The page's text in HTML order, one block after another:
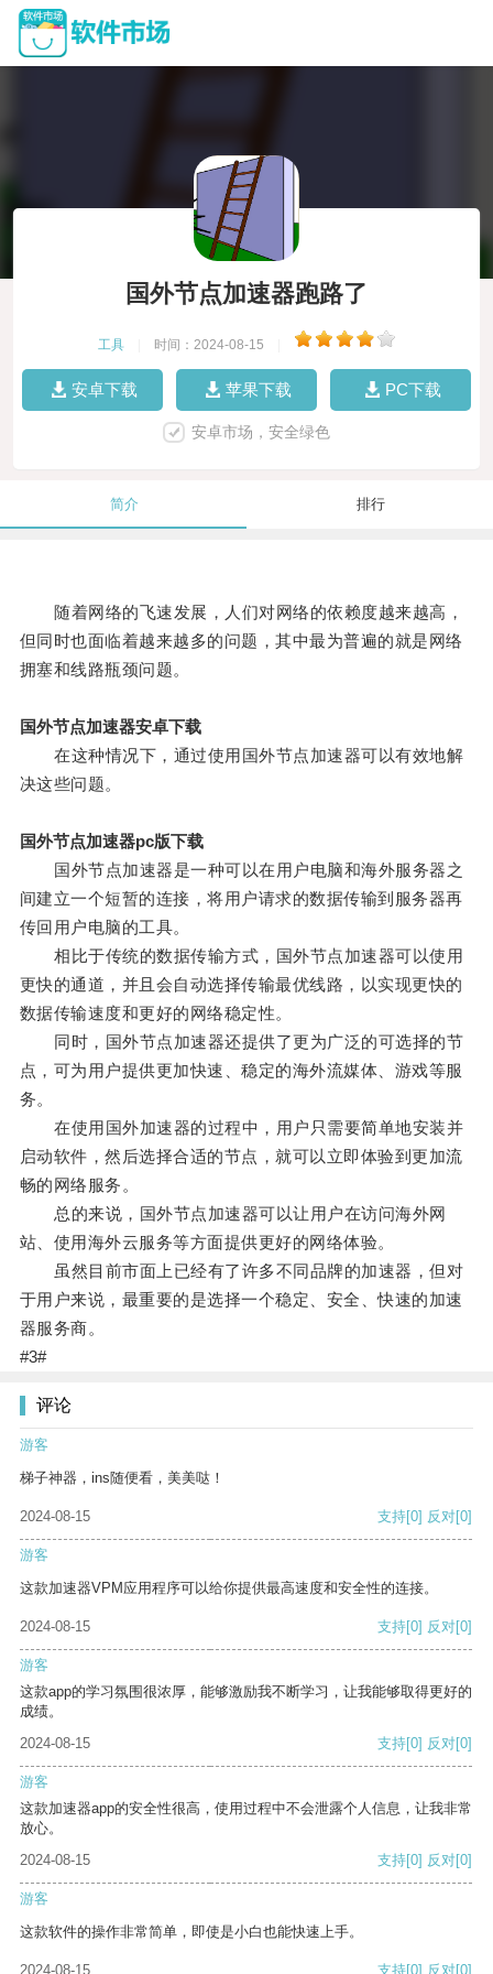
国外节点加速器跑路了
工具 时间：2024-08-15
安卓下载 苹果下载 PC下载
安卓市场，安全绿色
简介 排行
随着网络的飞速发展，人们对网络的依赖度越来越高，
但同时也面临着越来越多的问题，其中最为普遍的就是网络
拥塞和线路瓶颈问题。
国外节点加速器安卓下载
在这种情况下，通过使用国外节点加速器可以有效地解
决这些问题。
国外节点加速器pc版下载
国外节点加速器是一种可以在用户电脑和海外服务器之
间建立一个短暂的连接，将用户请求的数据传输到服务器再
传回用户电脑的工具。
相比于传统的数据传输方式，国外节点加速器可以使用
更快的通道，并且会自动选择传输最优线路，以实现更快的
数据传输速度和更好的网络稳定性。
同时，国外节点加速器还提供了更为广泛的可选择的节
点，可为用户提供更加快速、稳定的海外流媒体、游戏等服
务。
在使用国外加速器的过程中，用户只需要简单地安装并
启动软件，然后选择合适的节点，就可以立即体验到更加流
畅的网络服务。
总的来说，国外节点加速器可以让用户在访问海外网
站、使用海外云服务等方面提供更好的网络体验。
虽然目前市面上已经有了许多不同品牌的加速器，但对
于用户来说，最重要的是选择一个稳定、安全、快速的加速
器服务商。
#3#
评论
游客
梯子神器，ins随便看，美美哒！
2024-08-15 支持[0] 反对[0]
游客
这款加速器VPM应用程序可以给你提供最高速度和安全性的连接。
2024-08-15 支持[0] 反对[0]
游客
这款app的学习氛围很浓厚，能够激励我不断学习，让我能够取得更好的
成绩。
2024-08-15
支持[0] 反对[0]
游客
这款加速器app的安全性很高，使用过程中不会泄露个人信息，让我非常
放心。
2024-08-15
支持[0] 反对[0]
游客
这款软件的操作非常简单，即使是小白也能快速上手。
2024-08-15 支持[0] 反对[0]